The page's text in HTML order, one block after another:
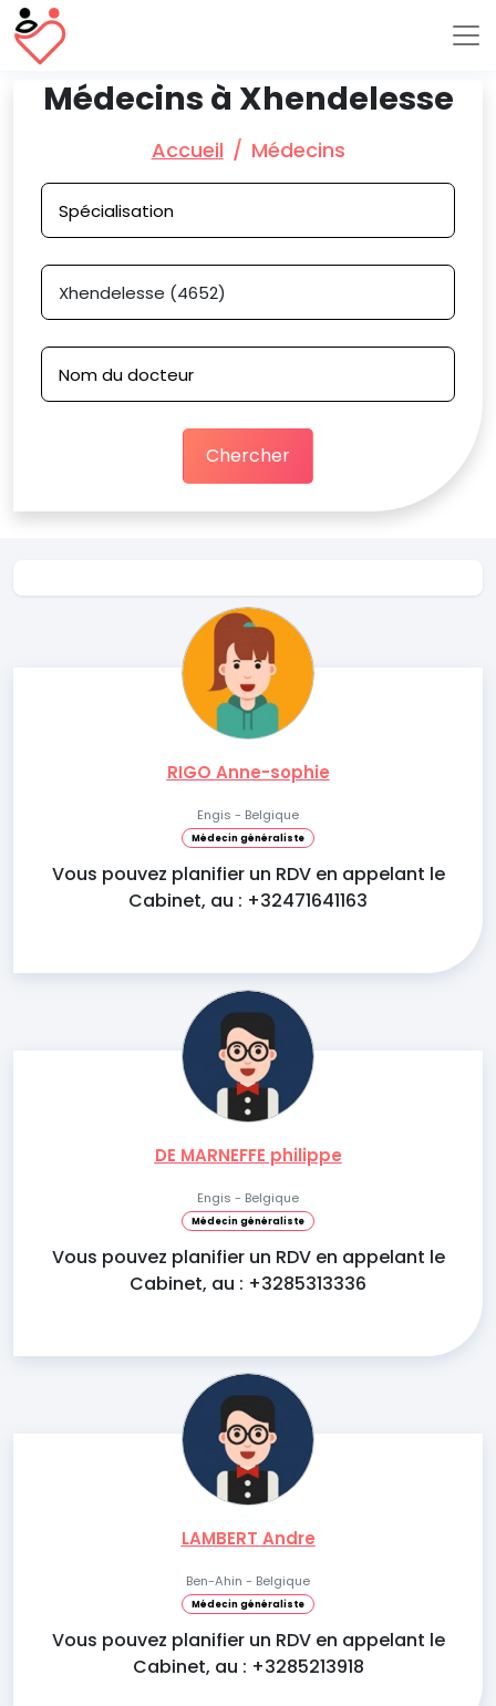
Médecins à Xhendelesse
Accueil Médecins
Chercher
RIGO Anne-sophie
Engis - Belgique
Médecin généraliste
Vous pouvez planifier un RDV en appelant le
Cabinet, au : +32471641163
DE MARNEFFE philippe
Engis - Belgique
Médecin généraliste
Vous pouvez planifier un RDV en appelant le
Cabinet, au : +3285313336
LAMBERT Andre
Ben-Ahin - Belgique
Médecin généraliste
Vous pouvez planifier un RDV en appelant le
Cabinet, au : +3285213918